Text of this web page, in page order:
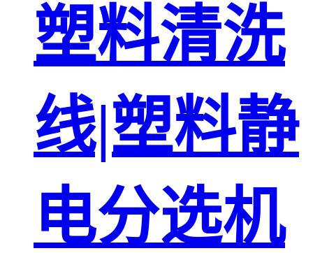
塑料清洗
线|塑料静
电分选机